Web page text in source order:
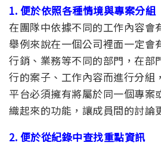
1. 便於依照各種情境與專案分組
在團隊中依據不同的工作內容會
舉例來說在一個公司裡面一定會
行銷、業務等不同的部門，在部
行的案子、工作內容而進行分組
平台必須擁有將屬於同一個專案
織起來的功能，讓成員間的討論
2. 便於從紀錄中查找重點資訊